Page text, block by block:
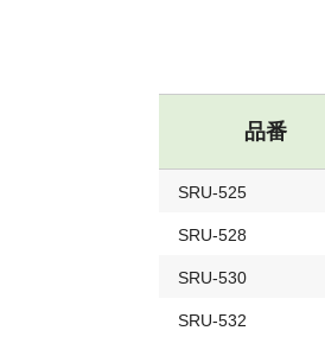
品番
SRU-525
SRU-528
SRU-530
SRU-532